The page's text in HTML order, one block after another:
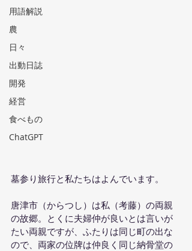
用語解説
農
日々
出動日誌
開発
経営
食べもの
ChatGPT
墓参り旅行と私たちはよんでいます。
唐津市（からつし）は私（考藤）の両親
の故郷。とくに夫婦仲が良いとは言いが
たい両親ですが、ふたりは同じ町の出な
ので、両家の位牌は仲良く同じ納骨堂の